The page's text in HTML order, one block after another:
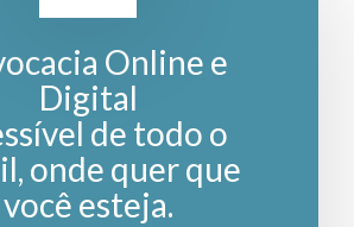
Online e
Digital
de todo o
onde quer que
você esteja.